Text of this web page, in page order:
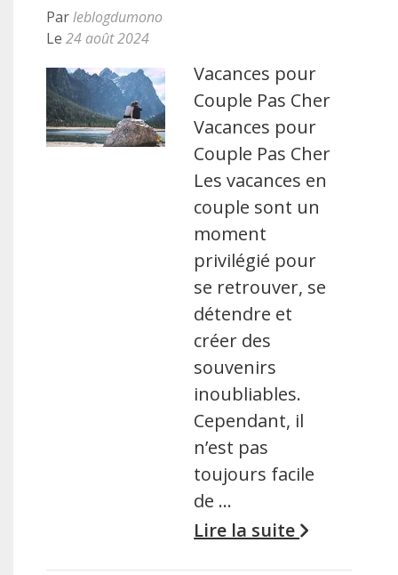
Parleblogdumono
Le 24 août 2024
Vacances pour
Couple Pas Cher
Vacances pour
Couple Pas Cher
Les vacances en
couple sont un
moment
privilégié pour
se retrouver, se
détendre et
créer des
souvenirs
inoubliables.
Cependant, il
n’est pas
toujours facile
de …
Lire la suite